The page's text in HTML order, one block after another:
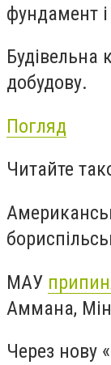
фундамент
Будівельна
добудову.
Погляд
Читайте
МАУ
Аммана,
Через нову